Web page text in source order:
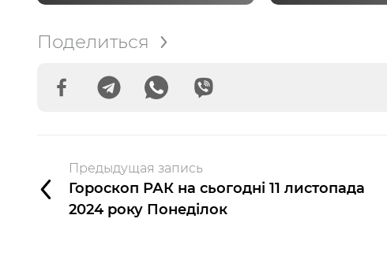
Поделиться
Предыдущая запись
Гороскоп РАК на сьогодні 11 листопада
2024 року Понеділок